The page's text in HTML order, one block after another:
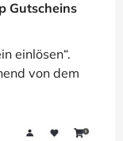
Gutscheins
einlösen“.
von dem